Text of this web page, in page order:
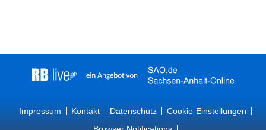
Impressum Kontakt Datenschutz
Cookie-Einstellungen